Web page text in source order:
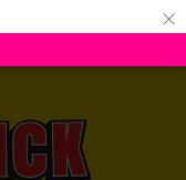
×